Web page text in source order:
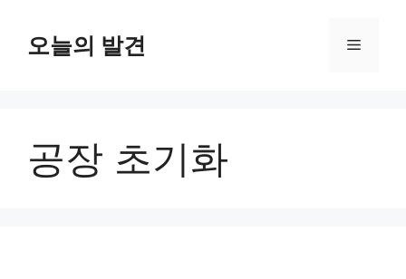
오늘의 발견 메
공장 초기화